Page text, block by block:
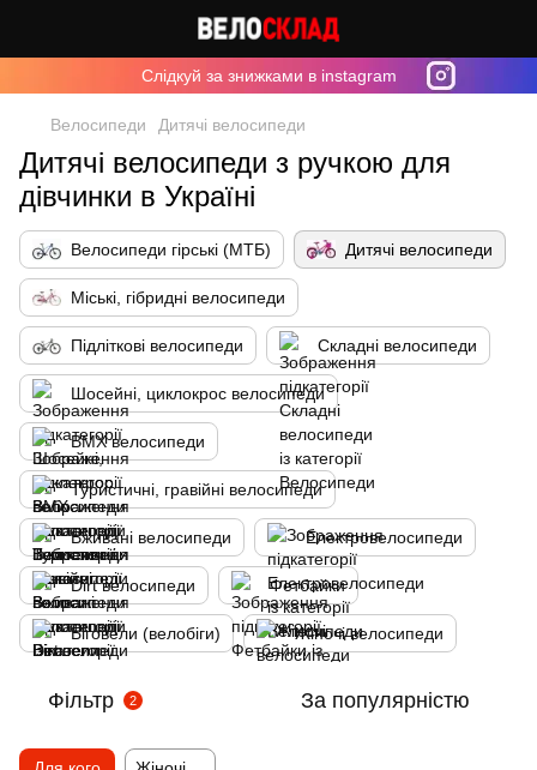
Cлідкуй за знижками в instagram
Велосипеди Дитячі велосипеди
Дитячі велосипеди з ручкою для
дівчинки в Україні
Велосипеди гірські (МТБ) Дитячі велосипеди
Міські, гібридні велосипеди
Підліткові велосипеди Складні велосипеди
Шосейні, циклокрос велосипеди
BMX велосипеди
Туристичні, гравійні велосипеди
Вживані велосипеди Електровелосипеди
Dirt велосипеди Фетбайки
Біговели (велобіги) Жіночі велосипеди
Фільтр 2 За популярністю